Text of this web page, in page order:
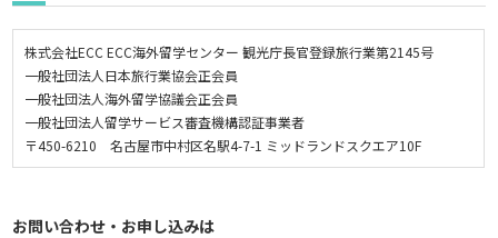
株式会社ECC ECC海外留学センター 観光庁長官登録旅行業第2145号
一般社団法人日本旅行業協会正会員
一般社団法人海外留学協議会正会員
一般社団法人留学サービス審査機構認証事業者
〒450-6210 名古屋市中村区名駅4-7-1 ミッドランドスクエア10F
お問い合わせ・お申し込みは